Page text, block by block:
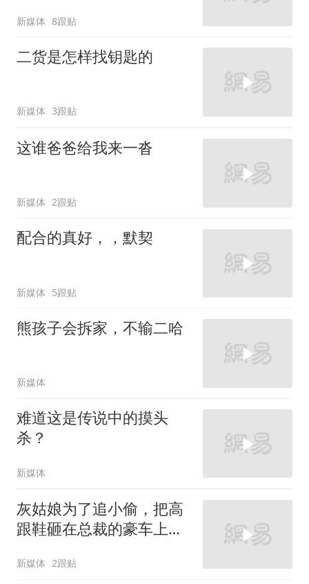
新媒体 8跟贴
二货是怎样找钥匙的
新媒体 3跟贴
这谁爸爸给我来一沓
新媒体 2跟贴
配合的真好，，默契
新媒体 5跟贴
熊孩子会拆家，不输二哈
新媒体
难道这是传说中的摸头
杀？
新媒体
灰姑娘为了追小偷，把高
跟鞋砸在总裁的豪车上，
新媒体 2跟贴